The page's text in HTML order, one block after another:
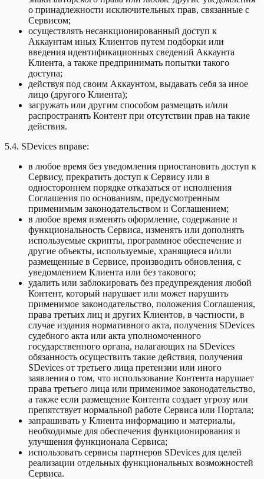
о принадлежности исключительных прав, связанные с
Сервисом;
осуществлять несанкционированный доступ к
Аккаунтам иных Клиентов путем подборки или
введения идентификационных сведений Аккаунта
Клиента, а также предпринимать попытки такого
доступа;
действуя под своим Аккаунтом, выдавать себя за иное
лицо (другого Клиента);
загружать или другим способом размещать и/или
распространять Контент при отсутствии прав на такие
действия.
5.4. SDevices вправе:
в любое время без уведомления приостановить доступ к
Сервису, прекратить доступ к Сервису или в
одностороннем порядке отказаться от исполнения
Соглашения по основаниям, предусмотренным
применимым законодательством и Соглашением;
в любое время изменять оформление, содержание и
функциональность Сервиса, изменять или дополнять
используемые скрипты, программное обеспечение и
другие объекты, используемые, хранящиеся и/или
размещенные в Сервисе, производить обновления, с
уведомлением Клиента или без такового;
удалить или заблокировать без предупреждения любой
Контент, который нарушает или может нарушить
применимое законодательство, положения Соглашения,
права третьих лиц и других Клиентов, в частности, в
случае издания нормативного акта, получения SDevices
судебного акта или акта уполномоченного
государственного органа, налагающих на SDevices
обязанность осуществить такие действия, получения
SDevices от третьего лица претензии или иного
заявления о том, что использование Контента нарушает
права третьего лица или применимое законодательство,
а также если размещение Контента создает угрозу или
препятствует нормальной работе Сервиса или Портала;
запрашивать у Клиента информацию и материалы,
необходимые для обеспечения функционирования и
улучшения функционала Сервиса;
использовать сервисы партнеров SDevices для целей
реализации отдельных функциональных возможностей
Сервиса.